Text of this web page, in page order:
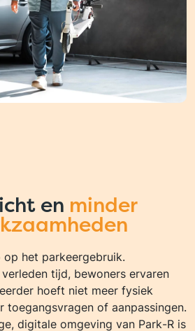
en minder
het parkeergebruik.
tijd, bewoners ervaren
hoeft niet meer fysiek
toegangsvragen of aanpassingen.
digitale omgeving van Park-R is